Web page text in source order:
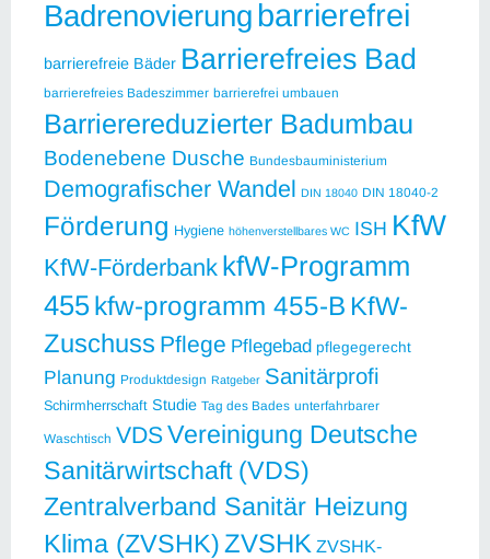
Badrenovierung barrierefrei
barrierefreie Bäder Barrierefreies Bad
barrierefreies Badeszimmer barrierefrei umbauen
Barrierereduzierter Badumbau
Bodenebene Dusche Bundesbauministerium
Demografischer Wandel DIN 18040 DIN 18040-2
Förderung Hygiene höhenverstellbares WC ISH KfW
KfW-Förderbank kfW-Programm
455kfw-programm 455-B KfW-
Zuschuss Pflege Pflegebad pflegegerecht
Planung Produktdesign Ratgeber Sanitärprofi
Schirmherrschaft Studie Tag des Bades unterfahrbarer
Waschtisch VDSVereinigung Deutsche
Sanitärwirtschaft (VDS)
Zentralverband Sanitär Heizung
Klima (ZVSHK)ZVSHK ZVSHK-